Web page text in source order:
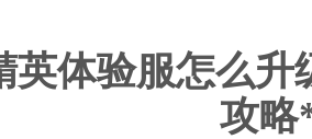
体验服怎么升
攻